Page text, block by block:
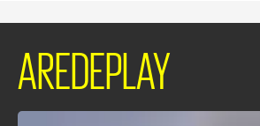
AREDEPLAY